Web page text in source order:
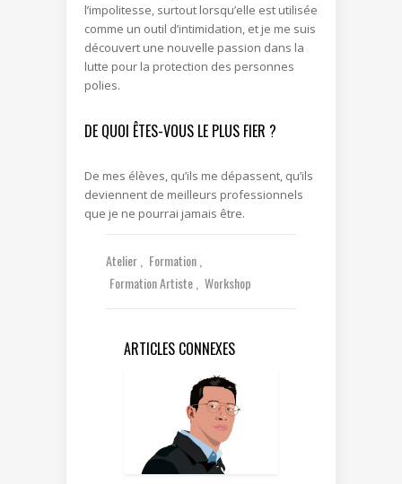
l’impolitesse, surtout lorsqu’elle est utilisée
comme un outil d’intimidation, et je me suis
découvert une nouvelle passion dans la
lutte pour la protection des personnes
polies.
DE QUOI ÊTES-VOUS LE PLUS FIER ?
De mes élèves, qu’ils me dépassent, qu’ils
deviennent de meilleurs professionnels
que je ne pourrai jamais être.
Atelier
Formation
Formation Artiste
Workshop
ARTICLES CONNEXES